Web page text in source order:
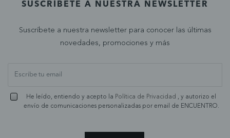
SUSCRÍBETE A NUESTRA NEWSLETTER
Suscríbete a nuestra newsletter para conocer las últimas
novedades, promociones y más
He leído, entiendo y acepto la Política de Privacidad , y autorizo el
envío de comunicaciones personalizadas por email de ENCUENTRO.